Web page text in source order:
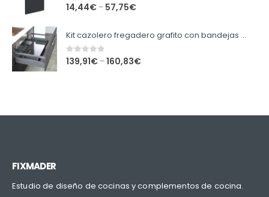
0 out of 5
14,44€ – 57,75€
Kit cazolero fregadero grafito con bandejas extraibles.
0out of 5
139,91€ –160,83€
FIXMADER
Estudio de diseño de cocinas y complementos de cocina.